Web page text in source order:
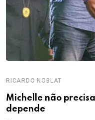
RICARDO NOBLAT
Michelle não
depende